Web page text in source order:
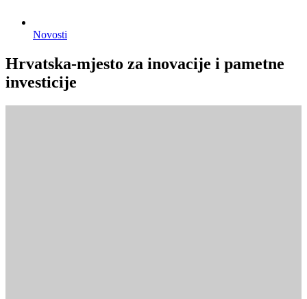
Novosti
Hrvatska-mjesto za inovacije i pametne
investicije